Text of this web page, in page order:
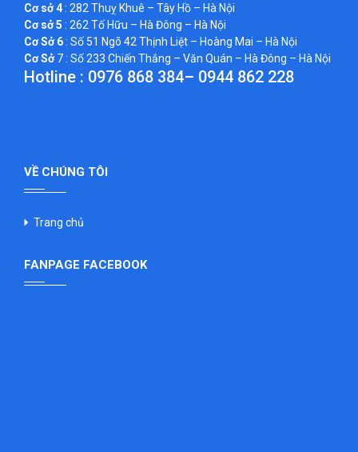
Cơ sở 4: 282 Thuỵ Khuê – Tây Hồ – Hà Nội
Cơ sở 5 : 262 Tố Hữu – Hà Đông – Hà Nội
Cơ Sở 6: Số 51 Ngõ 42 Thịnh Liệt – Hoàng Mai – Hà Nội
Cơ Sở7 : Số 233 Chiến Thắng – Văn Quán – Hà Đông – Hà Nội
Hotline : 0976 868 384– 0944 862 228
VỀ CHÚNG TÔI
Trang chủ
FANPAGE FACEBOOK